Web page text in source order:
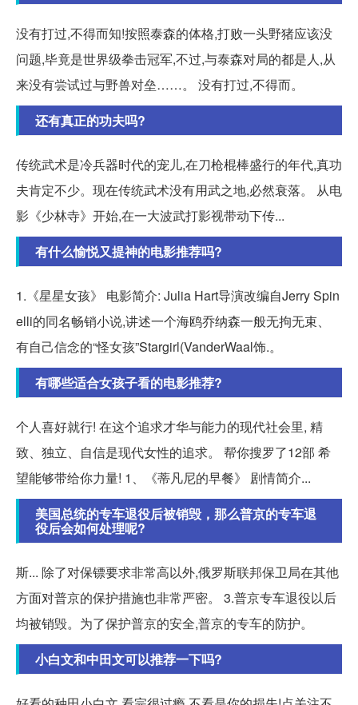
没有打过,不得而知!按照泰森的体格,打败一头野猪应该没
问题,毕竟是世界级拳击冠军,不过,与泰森对局的都是人,从
来没有尝试过与野兽对垒……。 没有打过,不得而。
还有真正的功夫吗?
传统武术是冷兵器时代的宠儿,在刀枪棍棒盛行的年代,真功
夫肯定不少。现在传统武术没有用武之地,必然衰落。 从电
影《少林寺》开始,在一大波武打影视带动下传...
有什么愉悦又提神的电影推荐吗?
1.《星星女孩》 电影简介: Julia Hart导演改编自Jerry Spin
elli的同名畅销小说,讲述一个海鸥乔纳森一般无拘无束、
有自己信念的“怪女孩”Stargirl(VanderWaal饰.。
有哪些适合女孩子看的电影推荐?
个人喜好就行! 在这个追求才华与能力的现代社会里, 精
致、独立、自信是现代女性的追求。 帮你搜罗了12部 希
望能够带给你力量! 1、《蒂凡尼的早餐》 剧情简介...
美国总统的专车退役后被销毁，那么普京的专车退
役后会如何处理呢?
斯... 除了对保镖要求非常高以外,俄罗斯联邦保卫局在其他
方面对普京的保护措施也非常严密。 3.普京专车退役以后
均被销毁。为了保护普京的安全,普京的专车的防护。
小白文和中田文可以推荐一下吗?